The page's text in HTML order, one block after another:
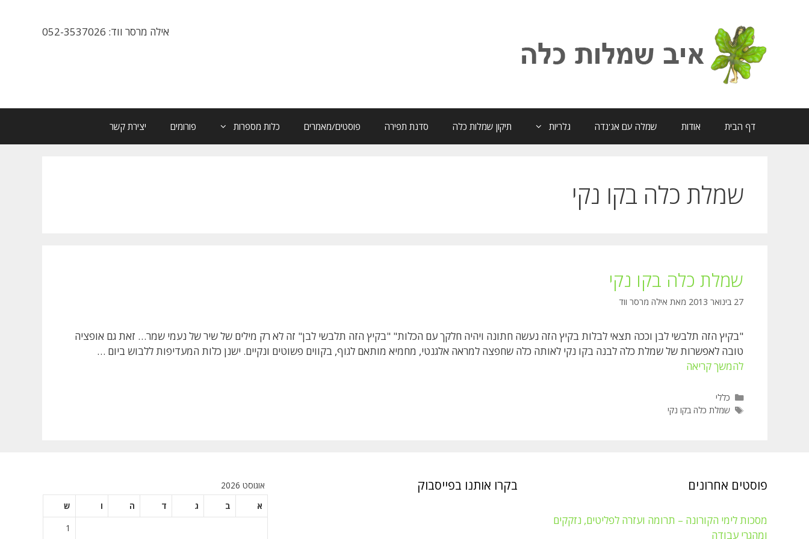
אילה מרסר ווד: 052-3537026
דף הבית אודות שמלה עם אג'נדה גלריות תיקון שמלות כלה סדנת תפירה פוסטים/מאמרים כלות מספרות פורומים יצירת קשר
שמלת כלה בקו נקי
שמלת כלה בקו נקי
27 בינואר 2013 מאת אילה מרסר ווד
"בקיץ הזה תלבשי לבן וככה תצאי לבלות בקיץ הזה נעשה חתונה ויהיה חלקך עם הכלות" "בקיץ הזה תלבשי לבן" זה לא רק מילים של שיר של נעמי שמר… זאת גם אופציה
טובה לאפשרות של שמלת כלה לבנה בקו נקי לאותה כלה שחפצה למראה אלגנטי, מחמיא מותאם לגוף, בקווים פשוטים ונקיים. ישנן כלות המעדיפות ללבוש ביום …
להמשך קריאה
נקי
קטגוריות
כללי
תגיות
שמלת כלה בקו נקי
פוסטים אחרונים
מסכות לימי הקורונה – תרומה ועזרה לפליטים, נזקקים
ומהגרי עבודה
בקרו אותנו בפייסבוק
אוגוסט 2026
א
ב ג ד ה ו
ש
1